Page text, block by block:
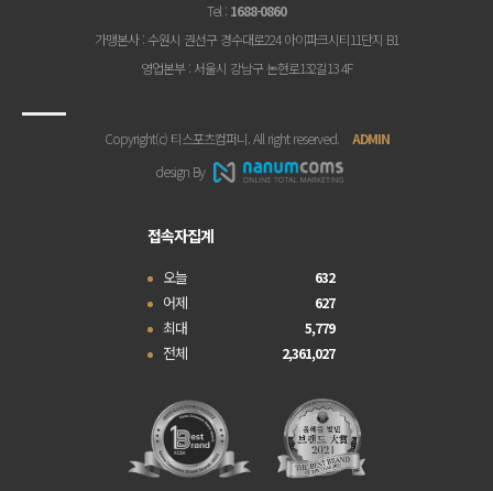
Tel : 1688-0860
가맹본사: 수원시 권선구 경수대로224 아이파크시티11단지 B1
영업본부: 서울시 강남구 논현로132길13 4F
Copyright(c) 티스포츠컴퍼니. All right reserved. ADMIN
design By
접속자집계
오늘 632
어제 627
최대 5,779
전체 2,361,027